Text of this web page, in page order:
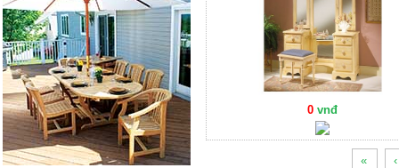
0 vnđ
« ‹